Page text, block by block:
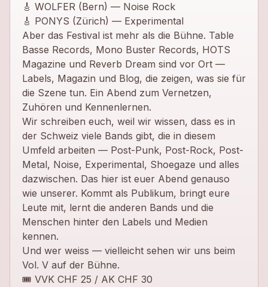
🎸 WOLFER (Bern) — Noise Rock
🎸 PONYS (Zürich) — Experimental
Aber das Festival ist mehr als die Bühne. Table
Basse Records, Mono Buster Records, HOTS
Magazine und Reverb Dream sind vor Ort —
Labels, Magazin und Blog, die zeigen, was sie für
die Szene tun. Ein Abend zum Vernetzen,
Zuhören und Kennenlernen.
Wir schreiben euch, weil wir wissen, dass es in
der Schweiz viele Bands gibt, die in diesem
Umfeld arbeiten — Post-Punk, Post-Rock, Post-
Metal, Noise, Experimental, Shoegaze und alles
dazwischen. Das hier ist euer Abend genauso
wie unserer. Kommt als Publikum, bringt eure
Leute mit, lernt die anderen Bands und die
Menschen hinter den Labels und Medien
kennen.
Und wer weiss — vielleicht sehen wir uns beim
Vol. V auf der Bühne.
🎟 VVK CHF 25 / AK CHF 30